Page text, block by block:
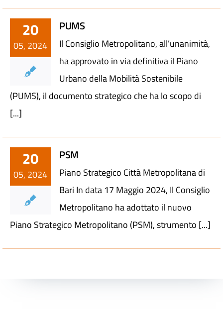
20
05, 2024
PUMS
Il Consiglio Metropolitano, all’unanimità,
ha approvato in via definitiva il Piano
Urbano della Mobilità Sostenibile
(PUMS), il documento strategico che ha lo scopo di
[...]
20
05, 2024
PSM
Piano Strategico Città Metropolitana di
Bari In data 17 Maggio 2024, Il Consiglio
Metropolitano ha adottato il nuovo
Piano Strategico Metropolitano (PSM), strumento [...]